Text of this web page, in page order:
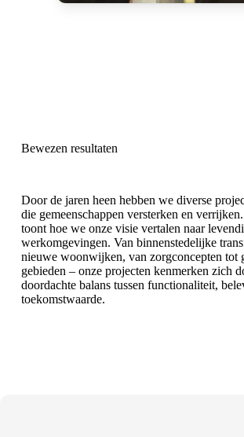
Bewezen resultaten
Door de jaren heen hebben we diverse
die gemeenschappen versterken en
toont hoe we onze visie vertalen naar
werkomgevingen. Van binnenstedelijke
nieuwe woonwijken, van zorgconcepten tot
gebieden – onze projecten kenmerken zich
doordachte balans tussen functionaliteit,
toekomstwaarde.